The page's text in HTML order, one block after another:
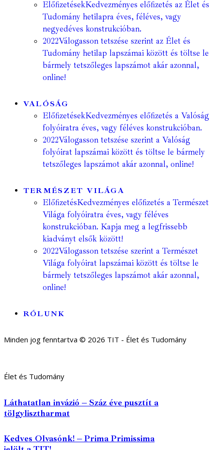
ElőfizetésekKedvezményes előfizetés az Élet és
Tudomány hetilapra éves, féléves, vagy
negyedéves konstrukcióban.
2022Válogasson tetszése szerint az Élet és
Tudomány hetilap lapszámai között és töltse le
bármely tetszőleges lapszámot akár azonnal,
online!
VALÓSÁG
ElőfizetésekKedvezményes előfizetés a Valóság
folyóiratra éves, vagy féléves konstrukcióban.
2022Válogasson tetszése szerint a Valóság
folyóirat lapszámai között és töltse le bármely
tetszőleges lapszámot akár azonnal, online!
TERMÉSZET VILÁGA
ElőfizetésKedvezményes előfizetés a Természet
Világa folyóiratra éves, vagy féléves
konstrukcióban. Kapja meg a legfrissebb
kiadványt elsők között!
2022Válogasson tetszése szerint a Természet
Világa folyóirat lapszámai között és töltse le
bármely tetszőleges lapszámot akár azonnal,
online!
RÓLUNK
Minden jog fenntartva © 2026 TIT - Élet és Tudomány
Élet és Tudomány
Láthatatlan invázió – Száz éve pusztít a
tölgylisztharmat
Kedves Olvasónk! – Prima Primissima